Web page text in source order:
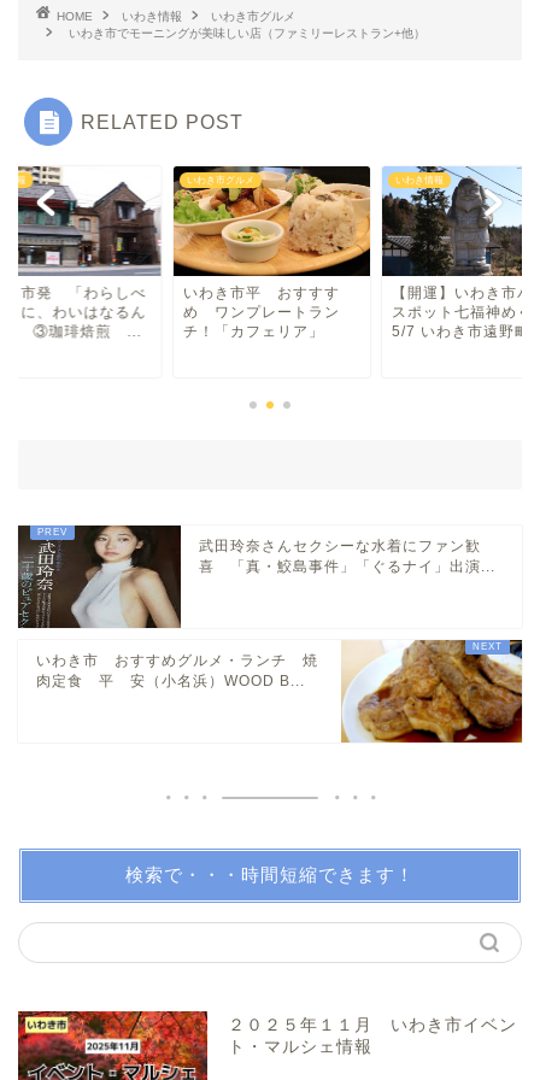
HOME いわき情報
いわき市グルメ
いわき市でモーニングが美味しい店（ファミリーレストラン+他）
RELATED POST
情報
き市発 「わらしべ
」に、わいはなるん
) ③珈琲焙煎 ...
いわき市グルメ
いわき市平 おすすす
め ワンプレートラン
チ！「カフェリア」
いわき情報
【開運】いわき市パ
スポット七福神め
5/7 いわき市遠野町
武田玲奈さんセクシーな水着にファン歓
喜 「真・鮫島事件」「ぐるナイ」出演...
いわき市 おすすめグルメ・ランチ 焼
肉定食 平 安（小名浜）WOOD B...
検索で・・・時間短縮できます！
２０２５年１１月 いわき市イベン
ト・マルシェ情報
マルシェ・キッチンカー
わらしべ長者
地域・場所
平・小川・四倉方面
泉・植田・遠野・田人方面
日帰り温泉
伝説・歴史
アイディアグッズ
トレンディー